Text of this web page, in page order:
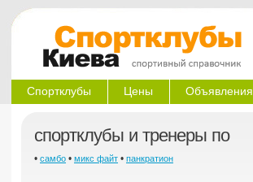
Спортклубы Цены Объявления
спортклубы и тренеры по
• самбо • микс файт • панкратион